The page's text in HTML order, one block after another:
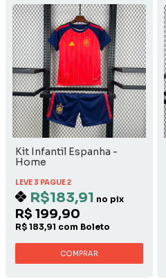
Kit Infantil Espanha -
Home
LEVE 3 PAGUE 2
R$183,91 no pix
R$ 199,90
R$ 183,91 com Boleto
COMPRAR